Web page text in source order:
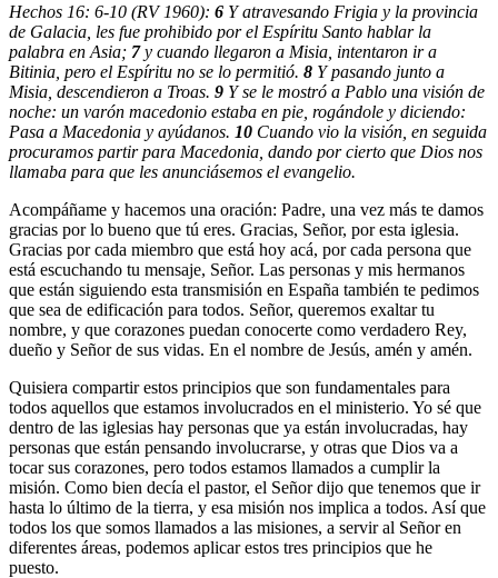
Hechos 16: 6-10 (RV 1960): 6 Y atravesando Frigia y la provincia
de Galacia, les fue prohibido por el Espíritu Santo hablar la
palabra en Asia; 7y cuando llegaron a Misia, intentaron ir a
Bitinia, pero el Espíritu no se lo permitió. 8 Y pasando junto a
Misia, descendieron a Troas. 9 Y se le mostró a Pablo una visión de
noche: un varón macedonio estaba en pie, rogándole y diciendo:
Pasa a Macedonia y ayúdanos. 10 Cuando vio la visión, en seguida
procuramos partir para Macedonia, dando por cierto que Dios nos
llamaba para que les anunciásemos el evangelio.
Acompáñame y hacemos una oración: Padre, una vez más te damos
gracias por lo bueno que tú eres. Gracias, Señor, por esta iglesia.
Gracias por cada miembro que está hoy acá, por cada persona que
está escuchando tu mensaje, Señor. Las personas y mis hermanos
que están siguiendo esta transmisión en España también te pedimos
que sea de edificación para todos. Señor, queremos exaltar tu
nombre, y que corazones puedan conocerte como verdadero Rey,
dueño y Señor de sus vidas. En el nombre de Jesús, amén y amén.
Quisiera compartir estos principios que son fundamentales para
todos aquellos que estamos involucrados en el ministerio. Yo sé que
dentro de las iglesias hay personas que ya están involucradas, hay
personas que están pensando involucrarse, y otras que Dios va a
tocar sus corazones, pero todos estamos llamados a cumplir la
misión. Como bien decía el pastor, el Señor dijo que tenemos que ir
hasta lo último de la tierra, y esa misión nos implica a todos. Así que
todos los que somos llamados a las misiones, a servir al Señor en
diferentes áreas, podemos aplicar estos tres principios que he
puesto.